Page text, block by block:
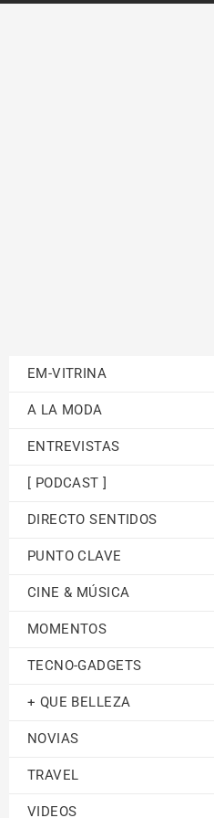
EM-VITRINA
A LA MODA
ENTREVISTAS
[ PODCAST ]
DIRECTO SENTIDOS
PUNTO CLAVE
CINE & MÚSICA
MOMENTOS
TECNO-GADGETS
+ QUE BELLEZA
NOVIAS
TRAVEL
VIDEOS